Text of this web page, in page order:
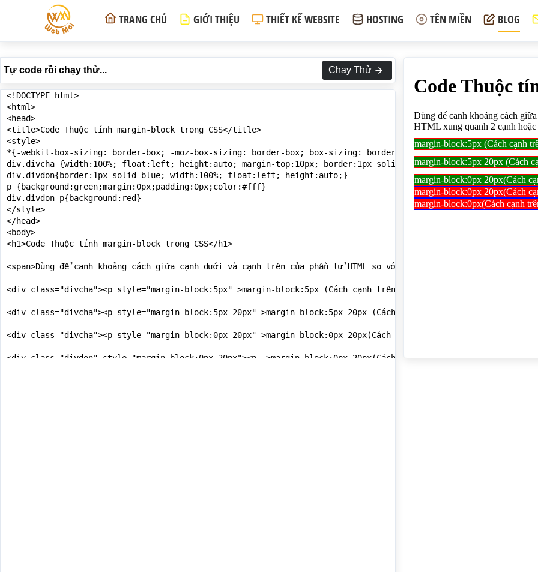
TRANG CHỦ GIỚI THIỆU THIẾT KẾ WEBSITE HOSTING TÊN MIỀN BLOG
Tự code rồi chạy thử... Chạy Thử
<!DOCTYPE html>
<html>
<head>
<title>Code Thuộc tính margin-block trong CSS</title>
<style>
*{-webkit-box-sizing: border-box; -moz-box-sizing: border-box; box-sizing: border-box;}
div.divcha {width:100%; float:left; height:auto; margin-top:10px; border:1px solid red}
div.divdon{border:1px solid blue; width:100%; float:left; height:auto;}
p {background:green;margin:0px;padding:0px;color:#fff}
div.divdon p{background:red}
</style>
</head>
<body>
<h1>Code Thuộc tính margin-block trong CSS</h1>
<span>Dùng để canh khoảng cách giữa cạnh dưới và cạnh trên của phần tử HTML so với các phần tử HTML xung
<div class="divcha"><p style="margin-block:5px" >margin-block:5px (Cách cạnh trên cạnh dưới 5px)</p></div>
<div class="divcha"><p style="margin-block:5px 20px" >margin-block:5px 20px (Cách cạnh trên 5px, cách cạnh
<div class="divcha"><p style="margin-block:0px 20px" >margin-block:0px 20px(Cách cạnh trên 0px, cách cạnh dưới
<div class="divdon" style="margin-block:0px 20px"><p  >margin-block:0px 20px(Cách cạnh trên 0px, cách cạnh